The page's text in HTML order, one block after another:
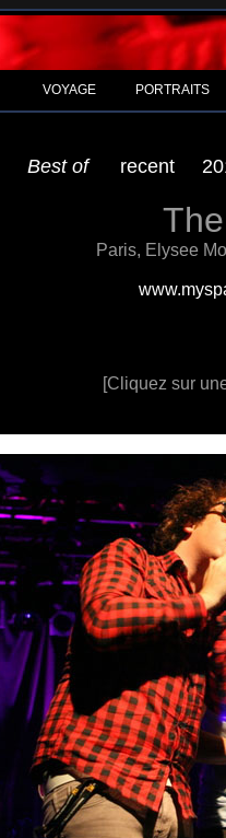
VOYAGE PORTRAITS
Best of recent
Paris, Elysee
[Cliquez sur